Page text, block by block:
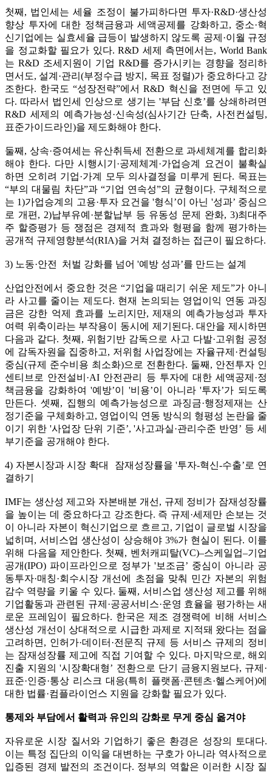
첫째, 법인세는 세율 조정이 불가피하다면 투자·R&D·생산성
향상 투자에 대한 정책금융과 세액공제를 강화하고, 중소·혁
신기업에는 실효세율 급등이 발생하지 않도록 공제·이월 규정
을 정교화할 필요가 있다. R&D 세제 측면에서는, World Bank
는 R&D 조세지원이 기업 R&D를 증가시키는 경향을 정리하
면서도, 설계·관리(부정수급 방지, 목표 정렬)가 중요하다고 강
조한다. 한국도 “성장전략”에서 R&D 혁신을 전면에 두고 있
다. 따라서 법인세 인상으로 생기는 '부담 신호’를 상쇄하려면
R&D 세제의 예측가능성·신속성(심사기간 단축, 사전컨설팅,
표준가이드라인)을 제도화해야 한다.
둘째, 상속·증여세는 유산취득세 전환으로 과세체계를 합리화
해야 한다. 다만 시행시기·공제체계·가업승계 요건이 불확실
하면 오히려 기업·가계 모두 의사결정을 미루게 된다. 목표는
“부의 대물림 차단”과 “기업 연속성”의 균형이다. 구체적으로
는 1)가업승계의 고용·투자 요건을 '형식’이 아닌 '성과’ 중심으
로 개편, 2)납부유예·분할납부 등 유동성 문제 완화, 3)최대주
주 할증평가 등 쟁점은 경제적 효과와 형평을 함께 평가하는
공개적 규제영향분석(RIA)을 거쳐 결정하는 접근이 필요하다.
3) 노동·안전 처벌 강화를 넘어 '예방 성과’를 만드는 설계
산업안전에서 중요한 것은 “기업을 때리기 쉬운 제도”가 아니
라 사고를 줄이는 제도다. 현재 논의되는 영업이익 연동 과징
금은 강한 억제 효과를 노리지만, 제재의 예측가능성과 투자
여력 위축이라는 부작용이 동시에 제기된다. 대안을 제시하면
다음과 같다. 첫째, 위험기반 감독으로 사고 다발·고위험 공정
에 감독자원을 집중하고, 저위험 사업장에는 자율규제·컨설팅
중심(규제 준수비용 최소화)으로 전환한다. 둘째, 안전투자 인
센티브로 안전설비·AI 안전관리 등 투자에 대한 세액공제·정
책금융을 강화하여 '예방’이 '비용’이 아니라 '투자’가 되도록
만든다. 셋째, 집행의 예측가능성으로 과징금·행정제재는 산
정기준을 구체화하고, 영업이익 연동 방식의 형평성 논란을 줄
이기 위한 '사업장 단위 기준’, '사고과실·관리수준 반영’ 등 세
부기준을 공개해야 한다.
4) 자본시장과 시장 확대 잠재성장률을 '투자-혁신-수출’로 연
결하기
IMF는 생산성 제고와 자본배분 개선, 규제 정비가 잠재성장률
을 높이는 데 중요하다고 강조한다. 즉 규제·세제만 손보는 것
이 아니라 자본이 혁신기업으로 흐르고, 기업이 글로벌 시장을
넓히며, 서비스업 생산성이 상승해야 3%가 현실이 된다. 이를
위해 다음을 제안한다. 첫째, 벤처캐피탈(VC)–스케일업–기업
공개(IPO) 파이프라인으로 정부가 '보조금’ 중심이 아니라 공
동투자·매칭·회수시장 개선에 초점을 맞춰 민간 자본의 위험
감수 역량을 키울 수 있다. 둘째, 서비스업 생산성 제고를 위해
기업활동과 관련된 규제·공공서비스·운영 효율을 평가하는 새
로운 프레임이 필요하다. 한국은 제조 경쟁력에 비해 서비스
생산성 개선이 상대적으로 시급한 과제로 지적돼 왔다는 점을
고려하면, 인허가·데이터·전문직 규제 등 서비스 규제의 정비
는 잠재성장률 제고에 직접 기여할 수 있다. 마지막으로, 해외
진출 지원의 '시장확대형’ 전환으로 단기 금융지원보다, 규제·
표준·인증·통상 리스크 대응(특히 플랫폼·콘텐츠·헬스케어)에
대한 법률·컴플라이언스 지원을 강화할 필요가 있다.
통제와 부담에서 활력과 유인의 강화로 무게 중심 옮겨야
자유로운 시장 질서와 기업하기 좋은 환경은 성장의 토대다.
이는 특정 집단의 이익을 대변하는 구호가 아니라 역사적으로
입증된 경제 발전의 조건이다. 정부의 역할은 이러한 시장 질